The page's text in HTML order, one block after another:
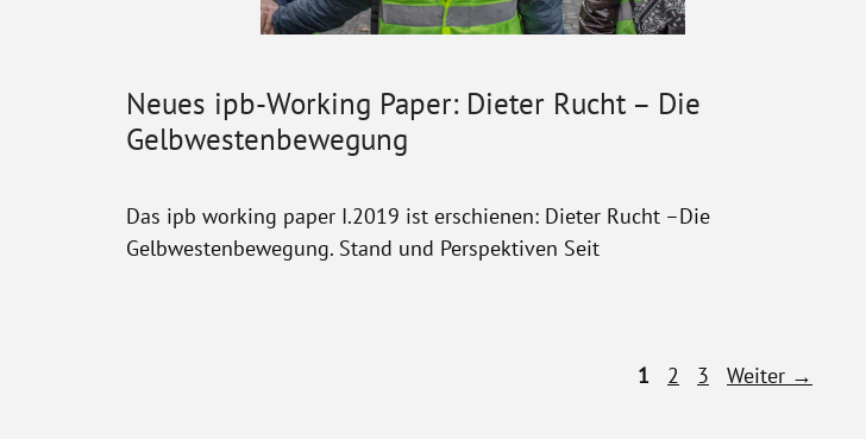
Neues ipb-Working Paper: Dieter Rucht – Die
Gelbwestenbewegung
Das ipb working paper I.2019 ist erschienen: Dieter Rucht –Die
Gelbwestenbewegung. Stand und Perspektiven Seit
Seite
1 Seite
2 Seite
3 Weiter →